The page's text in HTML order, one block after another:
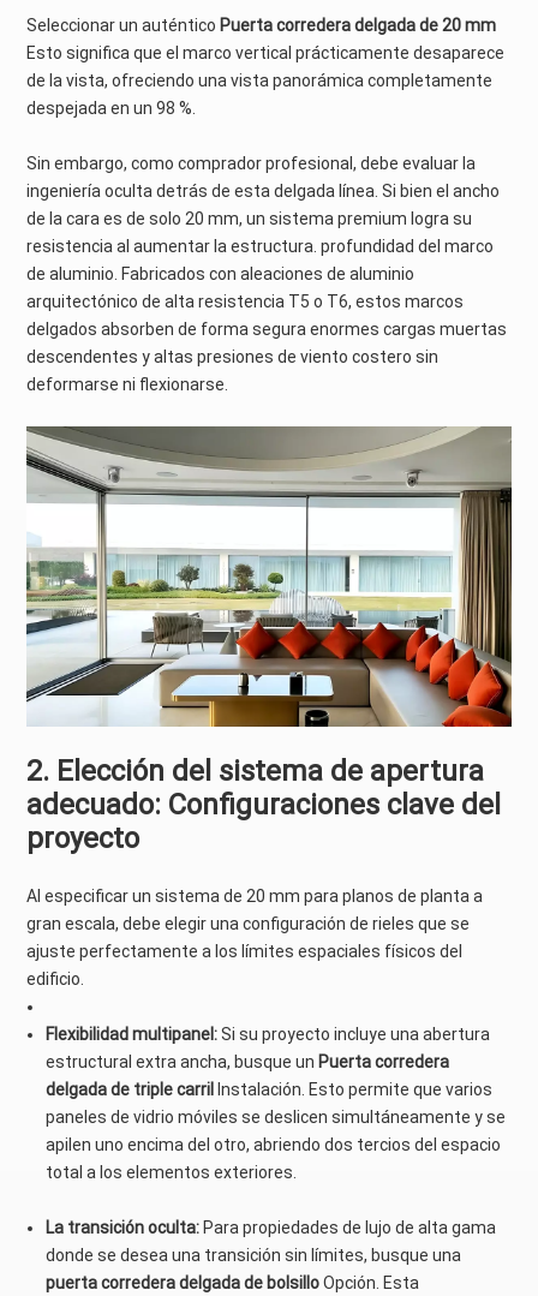
Seleccionar un auténtico Puerta corredera delgada de 20 mm
Esto significa que el marco vertical prácticamente desaparece
de la vista, ofreciendo una vista panorámica completamente
despejada en un 98 %.
Sin embargo, como comprador profesional, debe evaluar la
ingeniería oculta detrás de esta delgada línea. Si bien el ancho
de la cara es de solo 20 mm, un sistema premium logra su
resistencia al aumentar la estructura.profundidad del marco
de aluminio. Fabricados con aleaciones de aluminio
arquitectónico de alta resistencia T5 o T6, estos marcos
delgados absorben de forma segura enormes cargas muertas
descendentes y altas presiones de viento costero sin
deformarse ni flexionarse.
2. Elección del sistema de apertura
adecuado: Configuraciones clave del
proyecto
Al especificar un sistema de 20 mm para planos de planta a
gran escala, debe elegir una configuración de rieles que se
ajuste perfectamente a los límites espaciales físicos del
edificio.
Flexibilidad multipanel:Si su proyecto incluye una abertura
estructural extra ancha, busque un Puerta corredera
delgada de triple carril Instalación. Esto permite que varios
paneles de vidrio móviles se deslicen simultáneamente y se
apilen uno encima del otro, abriendo dos tercios del espacio
total a los elementos exteriores.
La transición oculta: Para propiedades de lujo de alta gama
donde se desea una transición sin límites, busque una
puerta corredera delgada de bolsilloOpción. Esta